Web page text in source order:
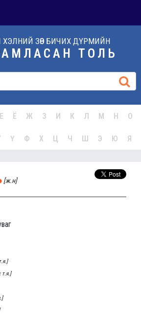
ХЭЛНИЙ ЗӨВ БИЧИХ ДҮРМИЙН
ТОЛЬ
Е Ё Ж З И К Л М Н О
Ү Ф Х Ц Ч Ш Э Ю Я
[ж.н]
т.я.]